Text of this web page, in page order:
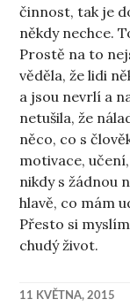
činnost, tak je
někdy nechce.
Prostě na to
věděla, že lidi
a jsou nevrlí a
netušila, že
něco, co s
motivace,
nikdy s žádnou
hlavě, co mám
Přesto si
chudý život.
11 KVĚTNA, 2015